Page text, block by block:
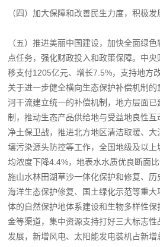
（四）加大保障和改善民生力度，积极发
（五）推进美丽中国建设，加快全面绿
点任务，强化财政投入和政策保障。中
移支付1205亿元、增长7.5%，支持地方
关于进一步健全横向生态保护补偿机制
河干流建立统一的补偿机制，地方层面
制，推动生态产品供给地与受益地良性互
净土保卫战，推进北方地区清洁取暖、
壤污染源头防控等工作，全国地级及以
均浓度下降4.4%，地表水水质优良断面
施山水林田湖草沙一体化保护和修复、历
海洋生态保护修复、国土绿化示范等重
体的自然保护地体系建设和生物多样性保
金等渠道，集中资源支持打好三大标志
发展，新增风电、太阳能发电装机占新